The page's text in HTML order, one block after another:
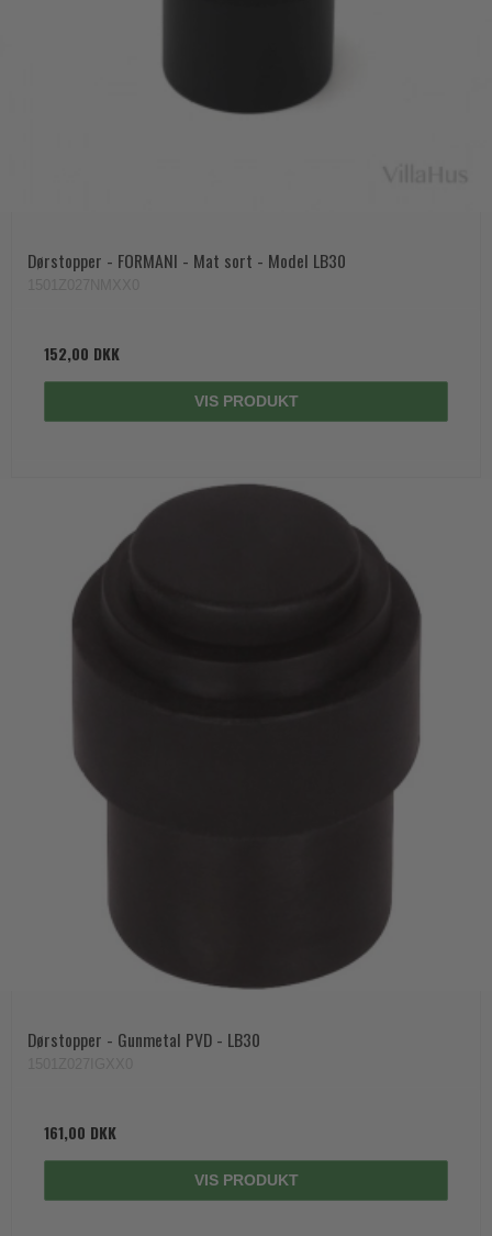
Dørstopper - FORMANI - Mat sort - Model LB30
152,00 DKK
VIS PRODUKT
Dørstopper - Gunmetal PVD - LB30
161,00 DKK
VIS PRODUKT